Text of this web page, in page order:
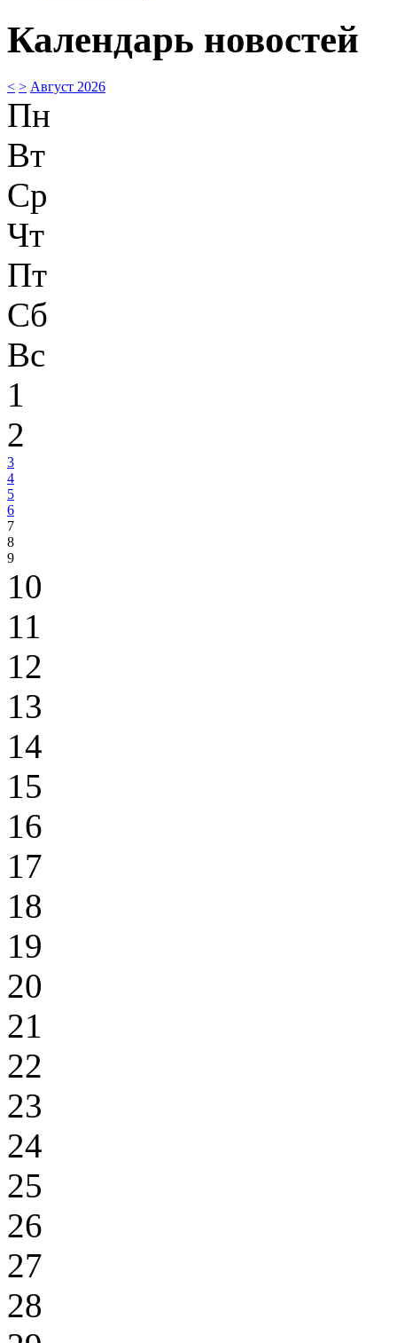
Календарь новостей
< > Август 2026
Пн
Вт
Ср
Чт
Пт
Сб
Вс
1
2
3
4
5
6
7
8
9
10
11
12
13
14
15
16
17
18
19
20
21
22
23
24
25
26
27
28